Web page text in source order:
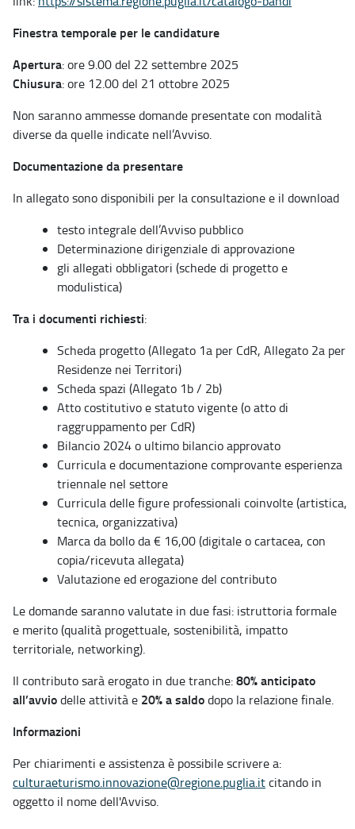
Finestra temporale per le candidature
Apertura: ore 9.00 del 22 settembre 2025
Chiusura: ore 12.00 del 21 ottobre 2025
Non saranno ammesse domande presentate con modalità
diverse da quelle indicate nell’Avviso.
Documentazione da presentare
In allegato sono disponibili per la consultazione e il download
testo integrale dell’Avviso pubblico
Determinazione dirigenziale di approvazione
gli allegati obbligatori (schede di progetto e
modulistica)
Tra i documenti richiesti:
Scheda progetto (Allegato 1a per CdR, Allegato 2a per
Residenze nei Territori)
Scheda spazi (Allegato 1b / 2b)
Atto costitutivo e statuto vigente (o atto di
raggruppamento per CdR)
Bilancio 2024 o ultimo bilancio approvato
Curricula e documentazione comprovante esperienza
triennale nel settore
Curricula delle figure professionali coinvolte (artistica,
tecnica, organizzativa)
Marca da bollo da € 16,00 (digitale o cartacea, con
copia/ricevuta allegata)
Valutazione ed erogazione del contributo
Le domande saranno valutate in due fasi: istruttoria formale
e merito (qualità progettuale, sostenibilità, impatto
territoriale, networking).
Il contributo sarà erogato in due tranche:80% anticipato
all’avviodelle attività e 20% a saldodopo la relazione finale.
Informazioni
Per chiarimenti e assistenza è possibile scrivere a:
culturaeturismo.innovazione@regione.puglia.itcitando in
oggetto il nome dell'Avviso.